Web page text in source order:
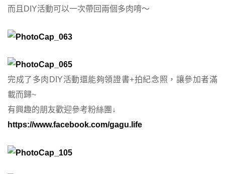
而且DIY活動可以一次帶回兩個多肉唷～
完成了多肉DIY活動還能夠領證書+拍紀念照，讓參加者滿
載而歸~
有興趣的朋友歡迎參考粉絲團 ↓
https://www.facebook.com/gagu.life